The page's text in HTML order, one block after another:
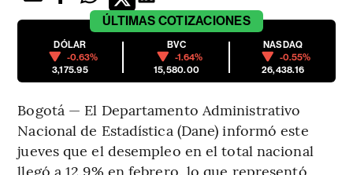
ÚLTIMAS COTIZACIONES
DÓLAR
-0.63%
3,175.95
BVC
-1.64%
15,580.00
NASDAQ
-0.55%
26,438.16
Bogotá — El Departamento Administrativo
Nacional de Estadística (Dane) informó este
jueves que el desempleo en el total nacional
llegó a 12,9% en febrero, lo que representó